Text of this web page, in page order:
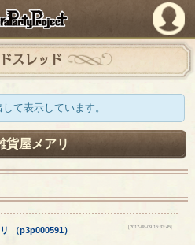
PandoraPartyProject
スレッド
て表示しています。
貨屋メアリ
（p3p000591） [2017-08-09 15:33:45]